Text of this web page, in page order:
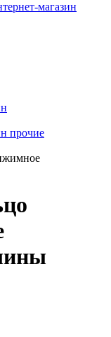
магазин
прочие